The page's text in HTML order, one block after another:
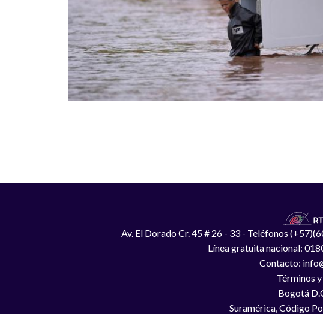
Av. El Dorado Cr. 45 # 26 - 33 - Teléfonos
Línea gratuita nacional:
Contacto:
Términos
Bogotá
Suramérica, Código